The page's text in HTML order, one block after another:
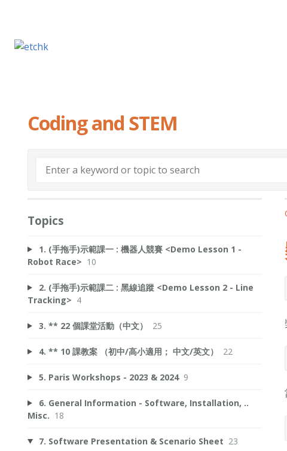
Coding and STEM
Topics
1. (手拖手)示範課一 : 機器人競賽 <Demo Lesson 1 -
Robot Race> 10
2. (手拖手)示範課二 : 黑線追蹤 <Demo Lesson 2 - Line
Tracking> 4
3. ** 22 個課堂活動（中文） 25
4. ** 10 課教案 （初中/高小適用； 中文/英文） 22
5. Paris Workshops - 2023 & 2024 9
6. General Information - Software, Installation, ..
Misc. 18
7. Software Presentation & Scenario Sheet 23